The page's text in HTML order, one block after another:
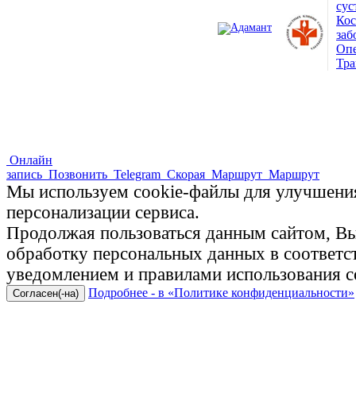
Онлайн
запись Позвонить Telegram Скорая Маршрут Маршрут
Мы используем cookie-файлы для
персонализации сервиса.
Продолжая пользоваться данным сайтом, Вы
обработку персональных данных в
уведомлением и правилами использования
Согласен(-на) Подробнее - в «Политике конфиденциальности»